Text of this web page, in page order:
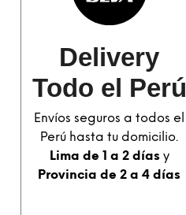
Delivery
Todo el Perú
Envíos seguros a todos el
Perú hasta tu domicilio.
Lima de 1 a 2 díasy
Provincia de 2 a 4 días